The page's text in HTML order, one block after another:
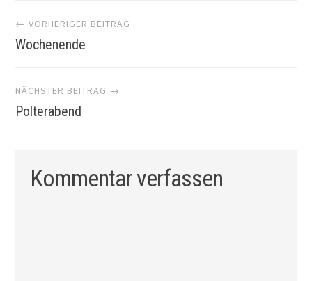
Artikel-
Navigation
← VORHERIGER BEITRAG
Wochenende
NÄCHSTER BEITRAG →
Polterabend
Kommentar verfassen